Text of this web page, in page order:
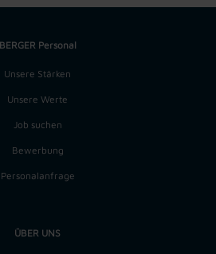
BERGER Personal
Unsere Stärken
Unsere Werte
Job suchen
Bewerbung
Personalanfrage
ÜBER UNS